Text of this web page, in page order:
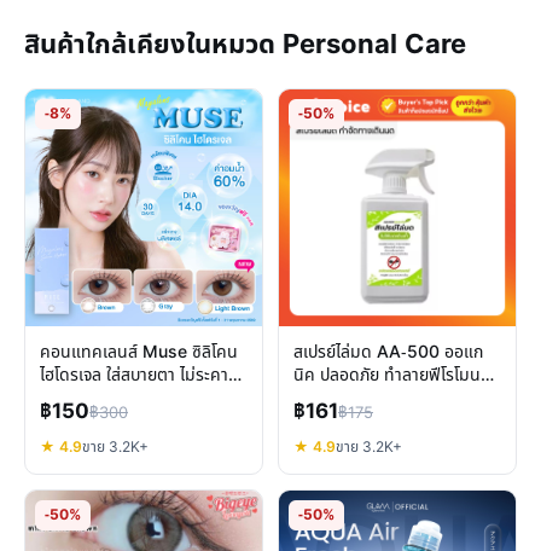
สินค้าใกล้เคียงในหมวด Personal Care
-8%
คอนแทคเลนส์ Muse ซิลิโคน
ไฮโดรเจล ใส่สบายตา ไม่ระคาย
เคือง เลนส์รายเดือน
฿150฿300
★ 4.9ขาย 3.2K+
-50%
สเปรย์ไล่มด AA-500 ออแก
นิค ปลอดภัย ทำลายฟีโรโมน
ป้องกันมดซ้ำ
฿161฿175
★ 4.9ขาย 3.2K+
-50% -50%